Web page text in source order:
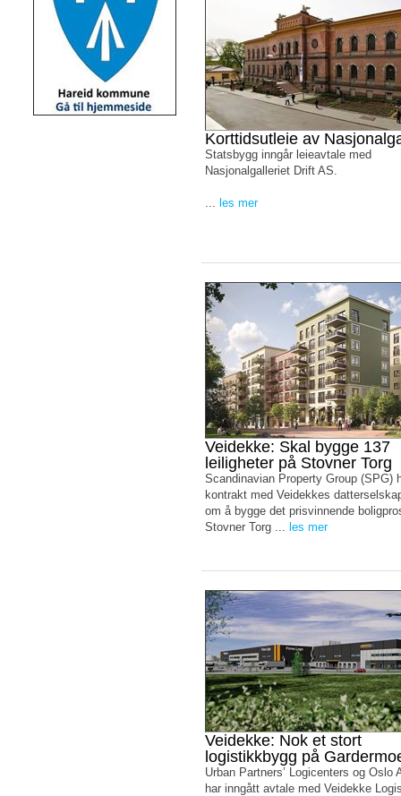
Korttidsutleie av
Statsbygg inngår leieavtale med
Nasjonalgalleriet Drift AS.
... les mer
Veidekke: Skal bygge 137
leiligheter på Stovner Torg
Scandinavian Property Group (SPG)
kontrakt med Veidekkes
om å bygge det prisvinnende
Stovner Torg ... les mer
Veidekke: Nok et stort
logistikkbygg på
Urban Partners’ Logicenters og Oslo
har inngått avtale med Veidekke